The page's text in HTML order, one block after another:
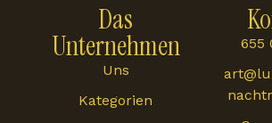
Das
Unternehmen
Uns
Kategorien
655